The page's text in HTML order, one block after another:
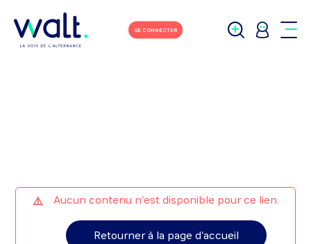
SE CONNECTER
M'écrire
Aucun contenu n'est disponible pour ce lien.
Retourner à la page d'accueil